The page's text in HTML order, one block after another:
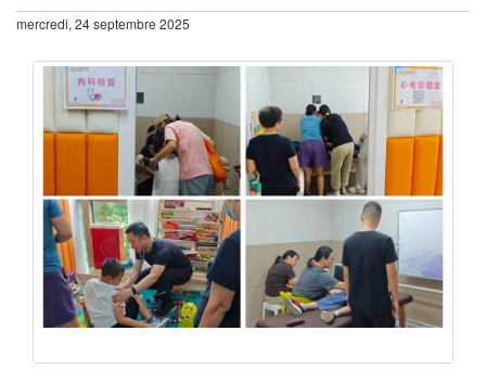
mercredi, 24 septembre 2025